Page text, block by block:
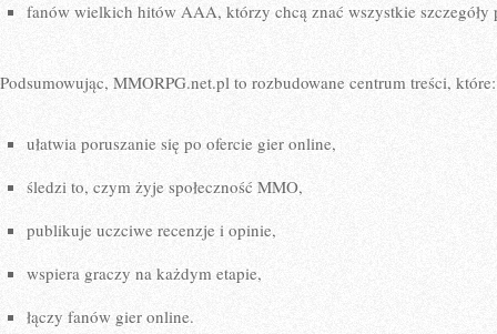
fanów wielkich hitów AAA, którzy chcą znać wszystkie szczegóły
Podsumowując, MMORPG.net.pl to rozbudowane centrum treści, które:
ułatwia poruszanie się po ofercie gier online,
śledzi to, czym żyje społeczność MMO,
publikuje uczciwe recenzje i opinie,
wspiera graczy na każdym etapie,
łączy fanów gier online.